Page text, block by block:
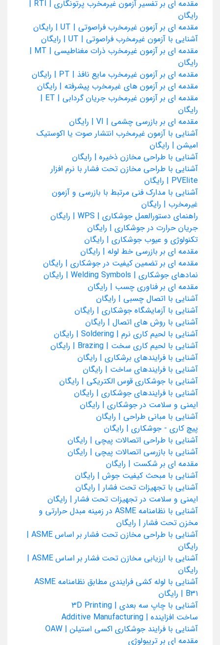
مقدمه ای بر تفسیر آزمون غیرمخرب پرتونگاری | RTI |
رایگان
مقدمه ای بر آزمون غیرمخرب فراصوتی | UT | رایگان
آشنایی با آزمون غیرمخرب فراصوتی | UT | رایگان
مقدمه ای بر آزمون غیرمخرب ذرات مغناطیسی | MT |
رایگان
مقدمه ای بر آزمون غیرمخرب مایع نافذ | PT | رایگان
مقدمه ای بر آزمون های غیرمخرب پیشرفته | رایگان
مقدمه ای بر آزمون غیرمخرب جریان گردابی | ET |
رایگان
مقدمه ای بر بازرسی چشمی | VI | رایگان
آشنایی با آزمون غیرمخرب انتشار صوت یا اکوستیک
امیشن | رایگان
آشنایی با طراحی مخازن ذخیره | رایگان
آشنایی با طراحی مخازن تحت فشار با نرم افزار
PVElite | رایگان
آشنایی با مدارک فنی مرتبط با بازرسی و آزمون
غیرمخرب | رایگان
راهنمای دستورالعمل جوشکاری | WPS | رایگان
جریان حرارت در جوشکاری | رایگان
تکنولوژی و عیوب جوشکاری | رایگان
مقدمه ای بر بازرسی خط لوله | رایگان
مقدمه ای بر تضمین کیفیت در جوشکاری | رایگان
نمادهای جوشکاری | Welding Symbols | رایگان
مقدمه ای بر فناوری چسب | رایگان
آشنایی با اتصال چسبی | رایگان
آشنایی با آزمایشگاه جوشکاری | رایگان
آشنایی با روش های اتصال | رایگان
آشنایی با لحیم کاری نرم | Soldering | رایگان
آشنایی با لحیم کاری سخت | Brazing | رایگان
آشنایی با فرایندهای برشکاری | رایگان
آشنایی با فرایندهای ساخت | رایگان
آشنایی با جوشکاری قوس الکتریکی | رایگان
آشنایی با فرایندهای جوشکاری | رایگان
ایمنی و سلامت در جوشکاری | رایگان
آشنایی با مبانی طراحی | رایگان
پیچ کاری - جوشکاری | رایگان
آشنایی با طراحی اتصالات پیچی | رایگان
آشنایی با بازرسی اتصالات پیچی | رایگان
مقدمه ای بر شکست | رایگان
آشنایی با مبحث کیفیت جوش | رایگان
آشنایی با تجهیزات تحت فشار | رایگان
ایمنی و سلامت در تجهیزات تحت فشار | رایگان
آشنایی با نظامنامه ASME در زمینه مبدل حرارتی و
مخزن تحت فشار | رایگان
آشنایی با طراحی مخازن تحت فشار بر اساس ASME |
رایگان
آشنایی با ارزیابی مخازن تحت فشار بر اساس ASME |
رایگان
آشنایی با لوله کشی فرایندی مطابق نظامنامه ASME
B۳۱ | رایگان
آشنایی با چاپ سه بعدی | ۳D Printing
ساخت افزاینده | Additive Manufacturing
آشنایی با فرایند جوشکاری اکسی استیلن | OAW
مقدمه ای بر تریبولوژی